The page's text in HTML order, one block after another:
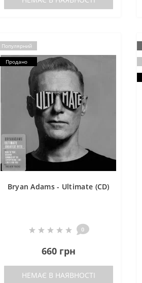
Популярний
Продано
Bryan Adams - Ultimate (CD)
0
660 грн
НЕМАЄ В НАЯВНОСТІ